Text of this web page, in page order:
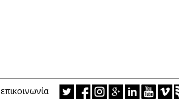
επικοινωνία